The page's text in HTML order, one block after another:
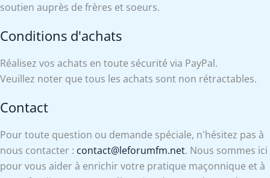
soutien auprès de frères et soeurs.
Conditions d'achats
Réalisez vos achats en toute sécurité via PayPal.
Veuillez noter que tous les achats sont non rétractables.
Contact
Pour toute question ou demande spéciale, n'hésitez pas à
nous contacter : contact@leforumfm.net. Nous sommes ici
pour vous aider à enrichir votre pratique maçonnique et à